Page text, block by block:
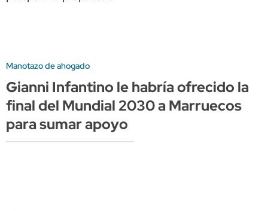
Manotazo de ahogado
Gianni Infantino le habría ofrecido la
final del Mundial 2030 a Marruecos
para sumar apoyo